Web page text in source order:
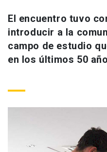
Universidad
Información para
Personal
El encuentro tuvo
introducir a la
campo de estudio
en los últimos 50